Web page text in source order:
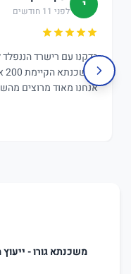
י לפני 11 חודשים
בדקנו עם רישרד הננפלד
אנחנו מאוד מרוצים
משכנתא גורו -